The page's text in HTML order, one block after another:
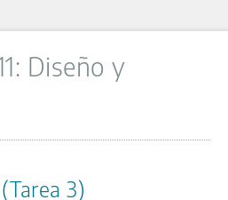
Diseño y
3)